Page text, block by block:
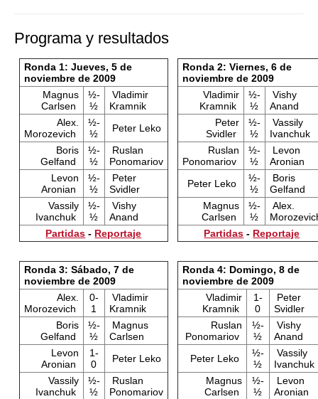
Programa y resultados
Ronda 1: Jueves, 5 de
noviembre de 2009
Magnus
Carlsen
½-
½
Vladimir
Kramnik
Alex.
Morozevich
½-
½
Peter Leko
Boris
Gelfand
½-
½
Ruslan
Ponomariov
Levon
Aronian
½-
½
Peter
Svidler
Vassily
Ivanchuk
½-
½
Vishy
Anand
Partidas - Reportaje
Ronda 2: Viernes, 6 de
noviembre de 2009
Vladimir
Kramnik
½-
½
Vishy
Anand
Peter
Svidler
½-
½
Vassily
Ivanchuk
Ruslan
Ponomariov
½-
½
Levon
Aronian
Peter Leko
½-
½
Boris
Gelfand
Magnus
Carlsen
½-
½
Alex.
Partidas - Reportaje
Ronda 3: Sábado, 7 de
noviembre de 2009
Alex.
Morozevich
0-
1
Vladimir
Kramnik
Boris
Gelfand
½-
½
Magnus
Carlsen
Levon
Aronian
1-
0
Peter Leko
Vassily
Ivanchuk
½-
½
Ruslan
Ponomariov
Ronda 4: Domingo, 8 de
noviembre de 2009
Vladimir
Kramnik
1-
0
Peter
Svidler
Ruslan
Ponomariov
½-
½
Vishy
Anand
Peter Leko
½-
½
Vassily
Ivanchuk
Magnus
Carlsen
½-
½
Levon
Aronian